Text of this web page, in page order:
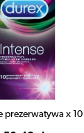
prezerwatywa x